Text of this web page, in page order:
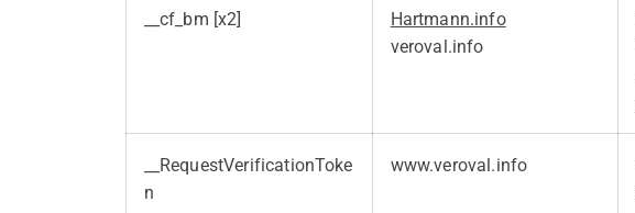
__cf_bm [x2]
Hartmann.info
veroval.info
__RequestVerificationToke
n
www.veroval.info